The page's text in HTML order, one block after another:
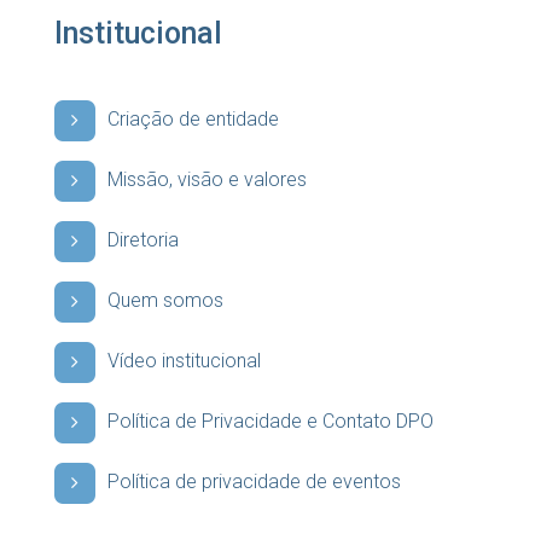
Institucional
Criação de entidade
Missão, visão e valores
Diretoria
Quem somos
Vídeo institucional
Política de Privacidade e Contato DPO
Política de privacidade de eventos